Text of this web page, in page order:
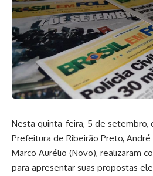
Nesta quinta-feira, 5 de setembro,
Prefeitura de Ribeirão Preto,
Marco Aurélio (Novo), realizaram
para apresentar suas propostas